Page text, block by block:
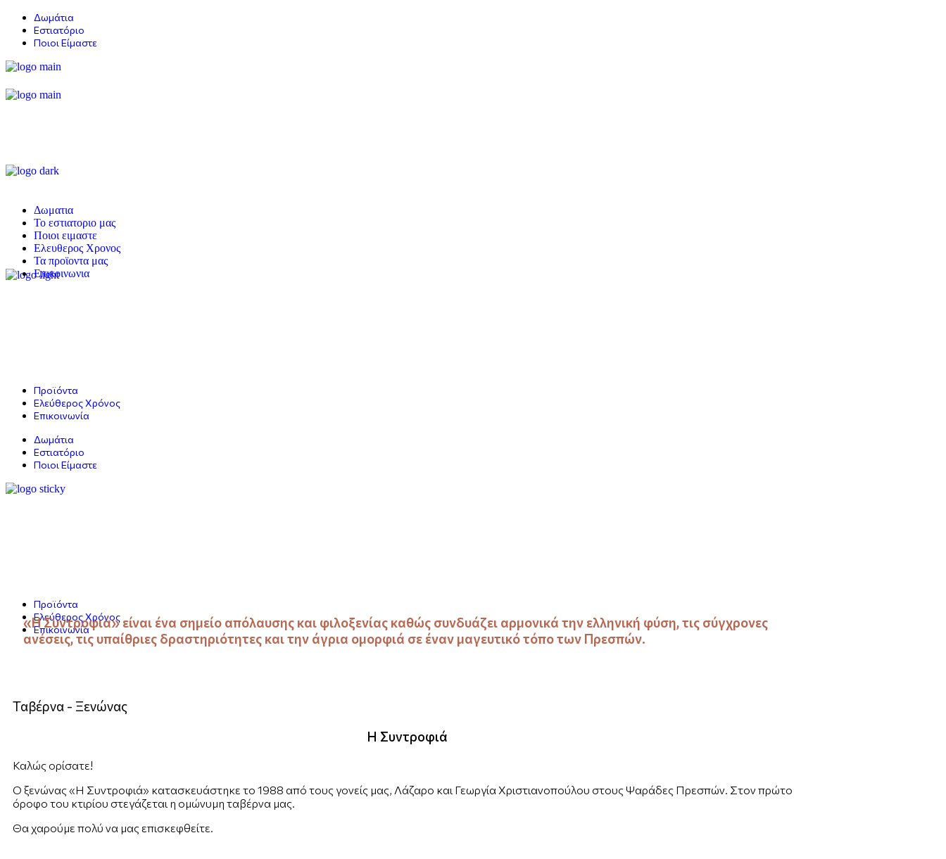
Δωμάτια
Εστιατόριο
Ποιοι Είμαστε
Προϊόντα
Ελεύθερος Χρόνος
Επικοινωνία
Δωμάτια
Εστιατόριο
Ποιοι Είμαστε
Προϊόντα
Ελεύθερος Χρόνος
Επικοινωνία
Δωματια
Το εστιατοριο μας
Ποιοι ειμαστε
Ελευθερος Χρονος
Τα προϊοντα μας
Επικοινωνια
«Η Συντροφιά» είναι ένα σημείο απόλαυσης και φιλοξενίας καθώς συνδυάζει αρμονικά την ελληνική φύση, τις σύγχρονες
ανέσεις, τις υπαίθριες δραστηριότητες και την άγρια ​​ομορφιά σε έναν μαγευτικό τόπο των Πρεσπών.
Ταβέρνα - Ξενώνας
Η Συντροφιά
Καλώς ορίσατε!
O ξενώνας «Η Συντροφιά» κατασκευάστηκε το 1988 από τους γονείς μας, Λάζαρο και Γεωργία Χριστιανοπούλου στους Ψαράδες Πρεσπών. Στον πρώτο
όροφο του κτιρίου στεγάζεται η ομώνυμη ταβέρνα μας.
Θα χαρούμε πολύ να μας επισκεφθείτε.